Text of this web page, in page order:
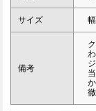
サイズ
備考